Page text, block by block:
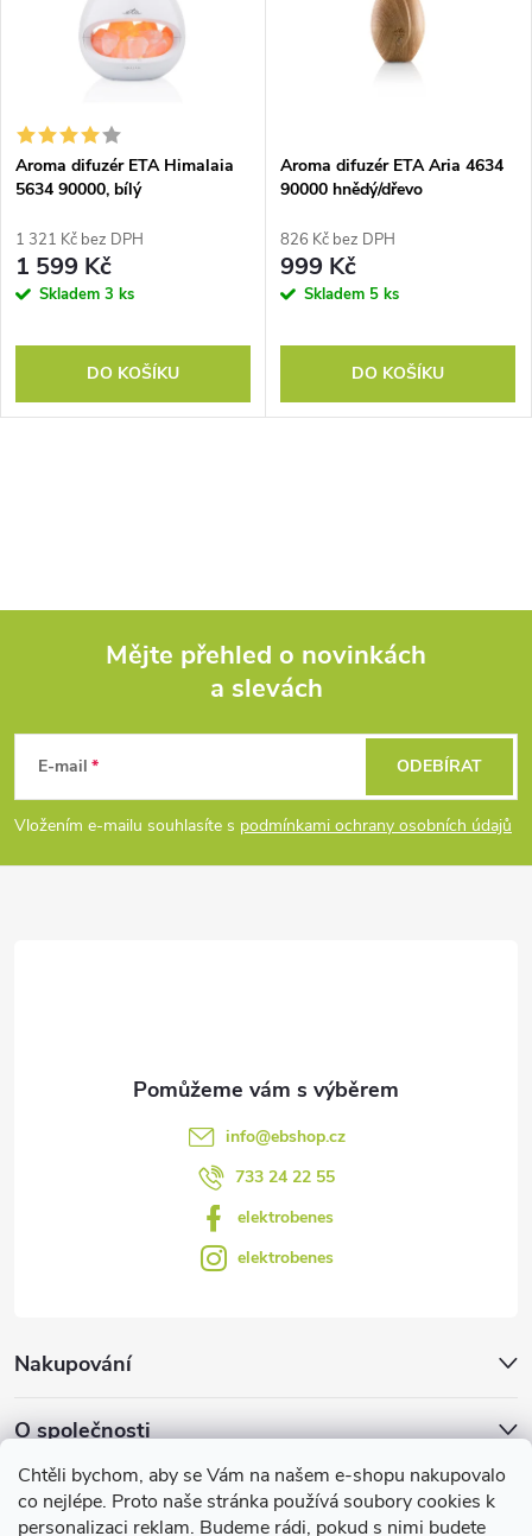
Chtěli bychom, aby se Vám na našem e-shopu nakupovalo
co nejlépe. Proto naše stránka používá soubory cookies k
personalizaci reklam. Budeme rádi, pokud s nimi budete
Aroma difuzér ETA Himalaia
5634 90000, bílý
1 321 Kč bez DPH
1 599 Kč
Skladem 3 ks
DO KOŠÍKU
Aroma difuzér ETA Aria 4634
90000 hnědý/dřevo
826 Kč bez DPH
999 Kč
Skladem 5 ks
DO KOŠÍKU
p
a
Mějte přehled o novinkách
a slevách
E-mail
Vložením e-mailu souhlasíte s podmínkami ochrany osobních údajů
ODEBÍRAT
Nakupování
O společnosti
Facebook
info@ebshop.cz
733 24 22 55
elektrobenes
elektrobenes